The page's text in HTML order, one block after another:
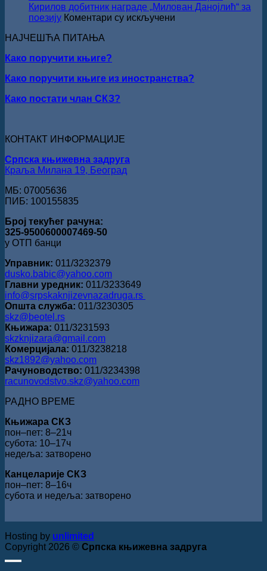
свечано
Кирилов добитник награде „Милован Данојлић“ за
поезију Коментари су искључени
Кирилов
НАЈЧЕШЋА ПИТАЊА
Како поручити књиге?
Како поручити књиге из иностранства?
Како постати члан СКЗ?
КОНТАКТ ИНФОРМАЦИЈЕ
Српска књижевна задруга
Краља Милана 19, Београд
МБ: 07005636
ПИБ: 100155835
Број текућег рачуна:
325-9500600007469-50
у ОТП банци
Управник: 011/3232379
dusko.babic@yahoo.com
Главни уредник: 011/3233649
info@srpskaknjizevnazadruga.rs
Општа служба: 011/3230305
skz@beotel.rs
Књижара: 011/3231593
skzknjizara@gmail.com
Комерцијала: 011/3238218
skz1892@yahoo.com
Рачуноводство: 011/3234398
racunovodstvo.skz@yahoo.com
РАДНО ВРЕМЕ
Књижара СКЗ
пон‒пет: 8‒21ч
субота: 10‒17ч
недеља: затворено
Канцеларије СКЗ
пон‒пет: 8‒16ч
субота и недеља: затворено
Hosting by unlimited
Copyright 2026 © Српска књижевна задруга